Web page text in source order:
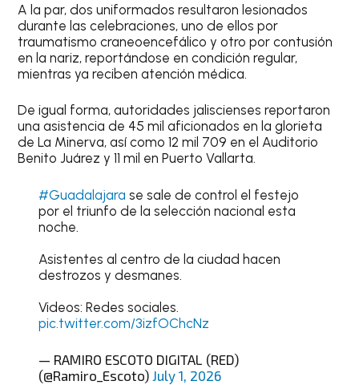
A la par, dos uniformados resultaron lesionados
durante las celebraciones, uno de ellos por
traumatismo craneoencefálico y otro por contusión
en la nariz, reportándose en condición regular,
mientras ya reciben atención médica.
De igual forma, autoridades jaliscienses reportaron
una asistencia de 45 mil aficionados en la glorieta
de La Minerva, así como 12 mil 709 en el Auditorio
Benito Juárez y 11 mil en Puerto Vallarta.
#Guadalajara se sale de control el festejo
por el triunfo de la selección nacional esta
noche.
Asistentes al centro de la ciudad hacen
destrozos y desmanes.
Videos: Redes sociales.
pic.twitter.com/3izfOChcNz
— RAMIRO ESCOTO DIGITAL (RED)
(@Ramiro_Escoto) July 1, 2026